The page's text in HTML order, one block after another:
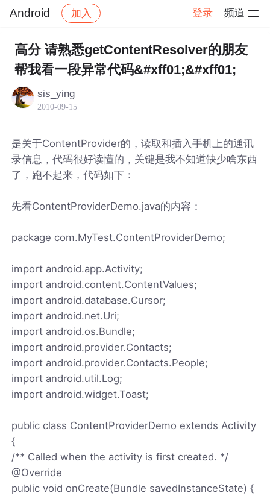
Android 加入 登录 频道
社区 Android
高分 请熟悉getContentResolver的朋友
帮我看一段异常代码&#xff01;&#xff01;
sis_ying
2010-09-15
是关于ContentProvider的，读取和插入手机上的通讯
录信息，代码很好读懂的，关键是我不知道缺少啥东西
了，跑不起来，代码如下：
先看ContentProviderDemo.java的内容：
package com.MyTest.ContentProviderDemo;
import android.app.Activity;
import android.content.ContentValues;
import android.database.Cursor;
import android.net.Uri;
import android.os.Bundle;
import android.provider.Contacts;
import android.provider.Contacts.People;
import android.util.Log;
import android.widget.Toast;
public class ContentProviderDemo extends Activity
{
/** Called when the activity is first created. */
@Override
public void onCreate(Bundle savedInstanceState) {